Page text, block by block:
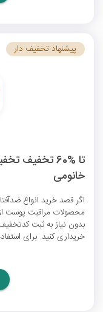
تا %60
خانومی
اگر قصد خرید انواع
محصولات مراقبت پوست از
بدون نیاز به ثبت
خریداری کنید. برای
پیشنهاد تخفیف دار